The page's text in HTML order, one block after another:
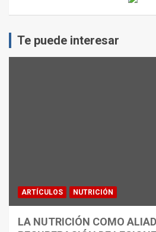
Te puede interesar
ARTÍCULOS NUTRICIÓN
LA NUTRICIÓN COMO